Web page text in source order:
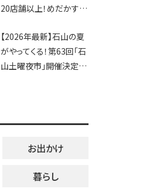
20店舗以上！めだかすく
ソングライターによるライ
ブなど。【和邇ふれあい夏
祭り】
【2026年最新】石山の夏
がやってくる！第63回「石
山土曜夜市」開催決定！
お出かけ
暮らし